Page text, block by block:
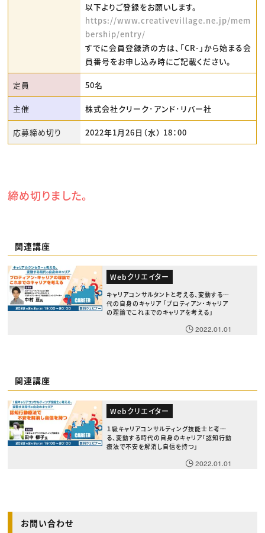
以下よりご登録をお願いします。
https://www.creativevillage.ne.jp/mem
bership/entry/
すでに会員登録済の方は、「CR-」から始まる会
員番号をお申し込み時にご記載ください。
定員 50名
主催 株式会社クリーク･アンド･リバー社
応募締め切り 2022年1月26日（水） 18：00
締め切りました。
関連講座
Webクリエイター
キャリアコンサルタントと考える、変動する時
代の自身のキャリア 「プロティアン・キャリア
の理論でこれまでのキャリアを考える」
2022.01.01
関連講座
Webクリエイター
１級キャリアコンサルティング技能士と考え
る、変動する時代の自身のキャリア「認知行動
療法で不安を解消し自信を持つ」
2022.01.01
お問い合わせ